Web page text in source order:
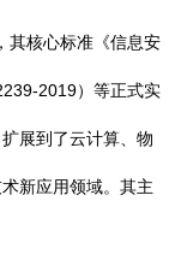
其核心标准《信息安
2019）等正式实
展到了云计算、物
新应用领域。其主